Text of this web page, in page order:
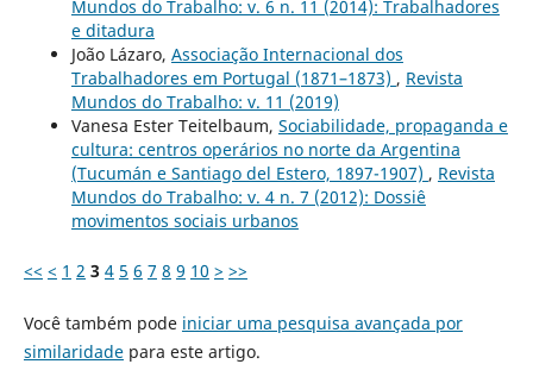
Mundos do Trabalho: v. 6 n. 11 (2014): Trabalhadores
e ditadura
João Lázaro, Associação Internacional dos
Trabalhadores em Portugal (1871–1873) , Revista
Mundos do Trabalho: v. 11 (2019)
Vanesa Ester Teitelbaum, Sociabilidade, propaganda e
cultura: centros operários no norte da Argentina
(Tucumán e Santiago del Estero, 1897-1907) , Revista
Mundos do Trabalho: v. 4 n. 7 (2012): Dossiê
movimentos sociais urbanos
<< < 1 2 3 4 5 6 7 8 9 10 > >>
Você também pode iniciar uma pesquisa avançada por
similaridadepara este artigo.